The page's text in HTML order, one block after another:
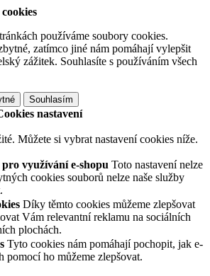
používáme soubory cookies.
zatímco jiné nám pomáhají vylepšit
zážitek. Souhlasíte s používáním všech
Souhlasím
nastavení
Můžete si vybrat nastavení cookies níže.
využívání e-shopu Toto nastavení nelze
cookies souborů nelze naše služby
Díky těmto cookies můžeme zlepšovat
Vám relevantní reklamu na sociálních
plochách.
Tyto cookies nám pomáhají pochopit, jak e-
pomocí ho můžeme zlepšovat.